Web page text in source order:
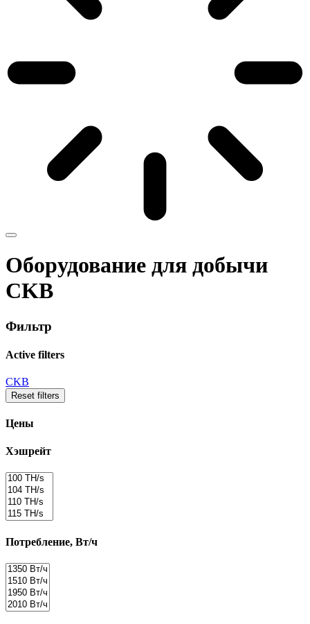
Оборудование для добычи
CKB
Фильтр
Active filters
CKB
Reset filters
Цены
Хэшрейт
Потребление, Вт/ч